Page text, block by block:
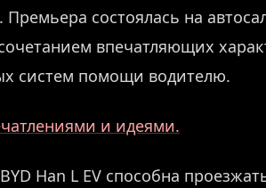
состоялась на
впечатляющих
систем помощи водителю.
и идеями.
Han L EV способна